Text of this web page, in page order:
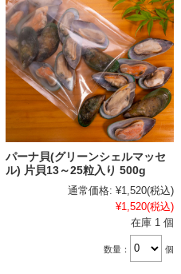
パーナ貝(グリーンシェルマッセ
ル) 片貝13～25粒入り 500g
通常価格: ¥1,520(税込)
¥1,520(税込)
在庫 1 個
数量： 個